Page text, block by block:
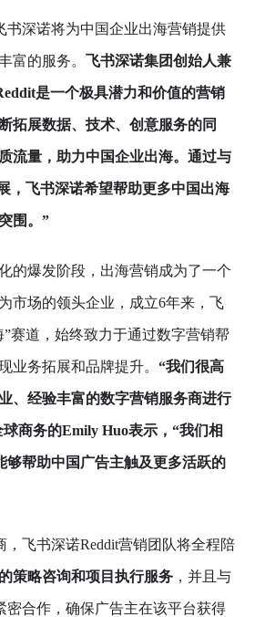
书深诺将为中国企业出海营销提供
富的服务。 飞书深诺集团创始人兼
是一个极具潜力和价值的营销
拓展数据、技术、创意服务的同
流量，助力中国企业出海。通过与
，飞书深诺希望帮助更多中国出海
围。”
的爆发阶段，出海营销成为了一个
市场的领头企业，成立6年来，飞
赛道，始终致力于通过数字营销帮
业务拓展和品牌提升。 “我们很高
、经验丰富的数字营销服务商进行
商务的Emily Huo表示，“我们相
够帮助中国广告主触及更多活跃的
，飞书深诺Reddit营销团队将全程陪
策略咨询和项目执行服务，并且与
密合作，确保广告主在该平台获得